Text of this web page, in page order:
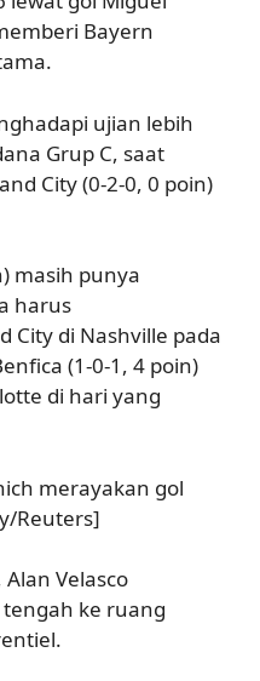
Bayern
ujian lebih
Grup C, saat
City (0-2-0, 0 poin)
masih punya
harus
City di Nashville pada
(1-0-1, 4 poin)
di hari yang
merayakan gol
Reuters]
Velasco
ke ruang